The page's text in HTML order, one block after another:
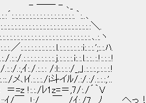
､_
｀:..､
＼.
､.:.ヽ
ﾊ.
/:l:.:.:.:/_,」.:.:.:.;.:.:.:.!
i斗イﾙ/.:/.:/.:.:.:,'..
ﾚ1z=＝,7/:./´｀V
ｲ:./7 ﾉ へっ！どうやら勝